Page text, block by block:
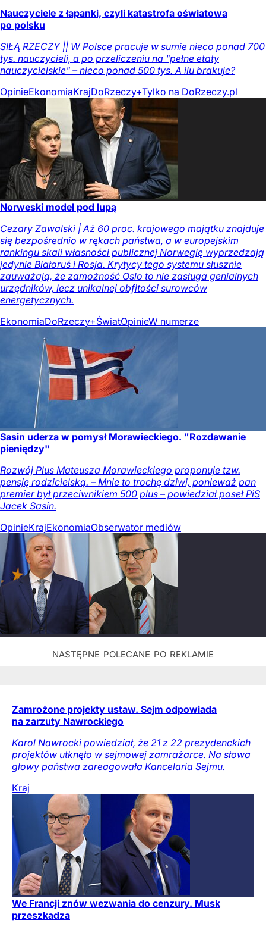
Nauczyciele z łapanki, czyli katastrofa oświatowa
po polsku
SIŁĄ RZECZY || W Polsce pracuje w sumie nieco ponad 700
tys. nauczycieli, a po przeliczeniu na "pełne etaty
nauczycielskie" – nieco ponad 500 tys. A ilu brakuje?
OpinieEkonomiaKrajDoRzeczy+Tylko na DoRzeczy.pl
Norweski model pod lupą
Cezary Zawalski | Aż 60 proc. krajowego majątku znajduje
się bezpośrednio w rękach państwa, a w europejskim
rankingu skali własności publicznej Norwegię wyprzedzają
jedynie Białoruś i Rosja. Krytycy tego systemu słusznie
zauważają, że zamożność Oslo to nie zasługa genialnych
urzędników, lecz unikalnej obfitości surowców
energetycznych.
EkonomiaDoRzeczy+ŚwiatOpinieW numerze
Sasin uderza w pomysł Morawieckiego. "Rozdawanie
pieniędzy"
Rozwój Plus Mateusza Morawieckiego proponuje tzw.
pensję rodzicielską. – Mnie to trochę dziwi, ponieważ pan
premier był przeciwnikiem 500 plus – powiedział poseł PiS
Jacek Sasin.
OpinieKrajEkonomiaObserwator mediów
Zamrożone projekty ustaw. Sejm odpowiada
na zarzuty Nawrockiego
Karol Nawrocki powiedział, że 21 z 22 prezydenckich
projektów utknęło w sejmowej zamrażarce. Na słowa
głowy państwa zareagowała Kancelaria Sejmu.
Kraj
We Francji znów wezwania do cenzury. Musk
przeszkadza